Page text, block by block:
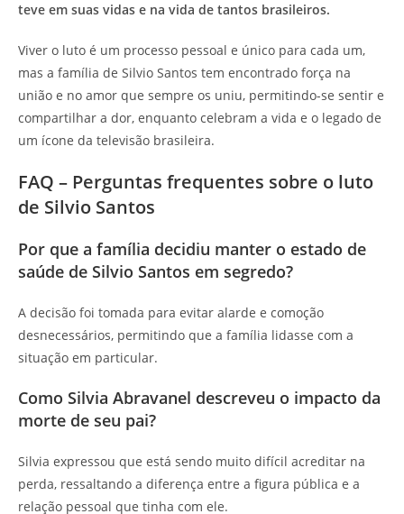
teve em suas vidas e na vida de tantos brasileiros.
Viver o luto é um processo pessoal e único para cada um,
mas a família de Silvio Santos tem encontrado força na
união e no amor que sempre os uniu, permitindo-se sentir e
compartilhar a dor, enquanto celebram a vida e o legado de
um ícone da televisão brasileira.
FAQ – Perguntas frequentes sobre o luto
de Silvio Santos
Por que a família decidiu manter o estado de
saúde de Silvio Santos em segredo?
A decisão foi tomada para evitar alarde e comoção
desnecessários, permitindo que a família lidasse com a
situação em particular.
Como Silvia Abravanel descreveu o impacto da
morte de seu pai?
Silvia expressou que está sendo muito difícil acreditar na
perda, ressaltando a diferença entre a figura pública e a
relação pessoal que tinha com ele.